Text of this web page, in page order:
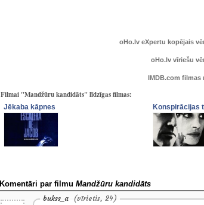
oHo.lv eXpertu kopējais
oHo.lv vīriešu
IMDB.com filmas
Filmai "Mandžūru kandidāts" līdzīgas filmas:
Jēkaba kāpnes Konspirācijas
Komentāri par filmu Mandžūru kandidāts
bukss_a (vīrietis, 24)